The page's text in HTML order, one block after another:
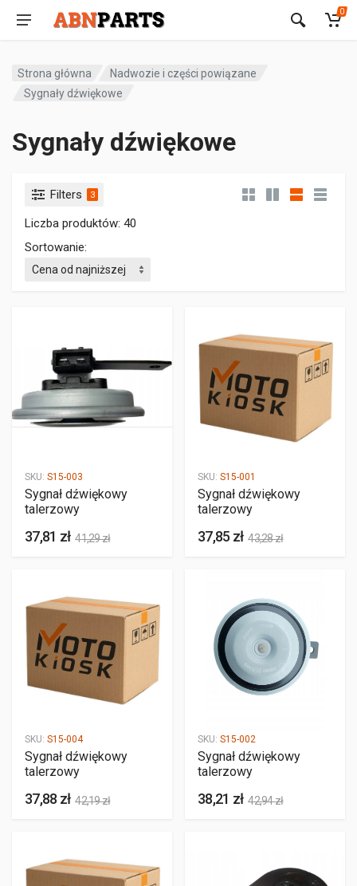
0
Strona główna
Nadwozie i części powiązane
Sygnały dźwiękowe
Sygnały dźwiękowe
Filters 3
Liczba produktów: 40
Sortowanie:
SKU: S15-003
Sygnał dźwiękowy
talerzowy
37,81 zł 41,29 zł
SKU: S15-001
Sygnał dźwiękowy
talerzowy
37,85 zł 43,28 zł
SKU: S15-004
Sygnał dźwiękowy
talerzowy
37,88 zł 42,19 zł
SKU: S15-002
Sygnał dźwiękowy
talerzowy
38,21 zł 42,94 zł